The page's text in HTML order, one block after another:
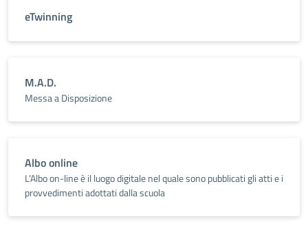
eTwinning
M.A.D.
Messa a Disposizione
Albo online
L’Albo on-line è il luogo digitale nel quale sono pubblicati gli atti e i
provvedimenti adottati dalla scuola